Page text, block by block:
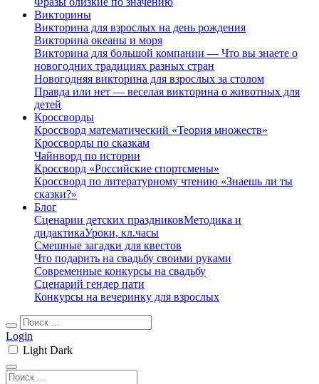
Викторины
Викторина для взрослых на день рождения
Викторина океаны и моря
Викторина для большой компании — Что вы знаете о
новогодних традициях разных стран
Новогодняя викторина для взрослых за столом
Правда или нет — веселая викторина о животных для
детей
Кроссворды
Кроссворд математический «Теория множеств»
Кроссворды по сказкам
Чайнворд по истории
Кроссворд «Российские спортсмены»
Кроссворд по литературному чтению «Знаешь ли ты
сказки?»
Блог
Сценарии детских праздниковМетодика и
дидактикаУроки, кл.часы
Смешные загадки для квестов
Что подарить на свадьбу своими руками
Современные конкурсы на свадьбу
Сценарий гендер пати
Конкурсы на вечеринку для взрослых
Login
Light Dark